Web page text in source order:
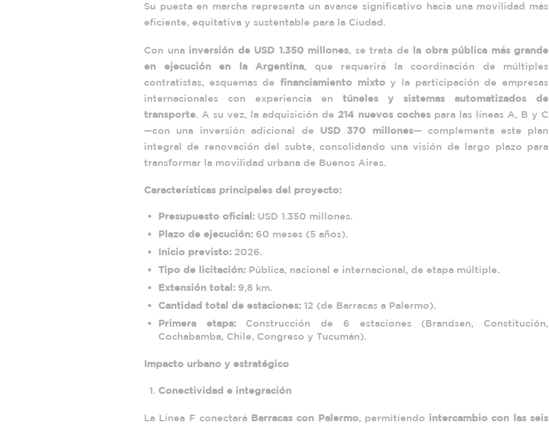
Su puesta en marcha representa un avance significativo hacia una movilidad más
eficiente, equitativa y sustentable para la Ciudad.
Con una inversión de USD 1.350 millones , se trata de la obra pública más grande
en ejecución en la Argentina , que requerirá la coordinación de múltiples
contratistas, esquemas de financiamiento mixtoy la participación de empresas
internacionales con experiencia en túneles y sistemas automatizados de
transporte . A su vez, la adquisición de 214 nuevos cochespara las líneas A, B y C
—con una inversión adicional de USD 370 millones— complementa este plan
integral de renovación del subte, consolidando una visión de largo plazo para
transformar la movilidad urbana de Buenos Aires.
Características principales del proyecto:
Presupuesto oficial: USD 1.350 millones.
Plazo de ejecución: 60 meses (5 años).
Inicio previsto: 2026.
Tipo de licitación: Pública, nacional e internacional, de etapa múltiple.
Extensión total: 9,8 km.
Cantidad total de estaciones: 12 (de Barracas a Palermo).
Primera etapa:Construcción de 6 estaciones (Brandsen, Constitución,
Cochabamba, Chile, Congreso y Tucumán).
Impacto urbano y estratégico
Conectividad e integración
La Línea F conectará Barracas con Palermo, permitiendo intercambio con las seis